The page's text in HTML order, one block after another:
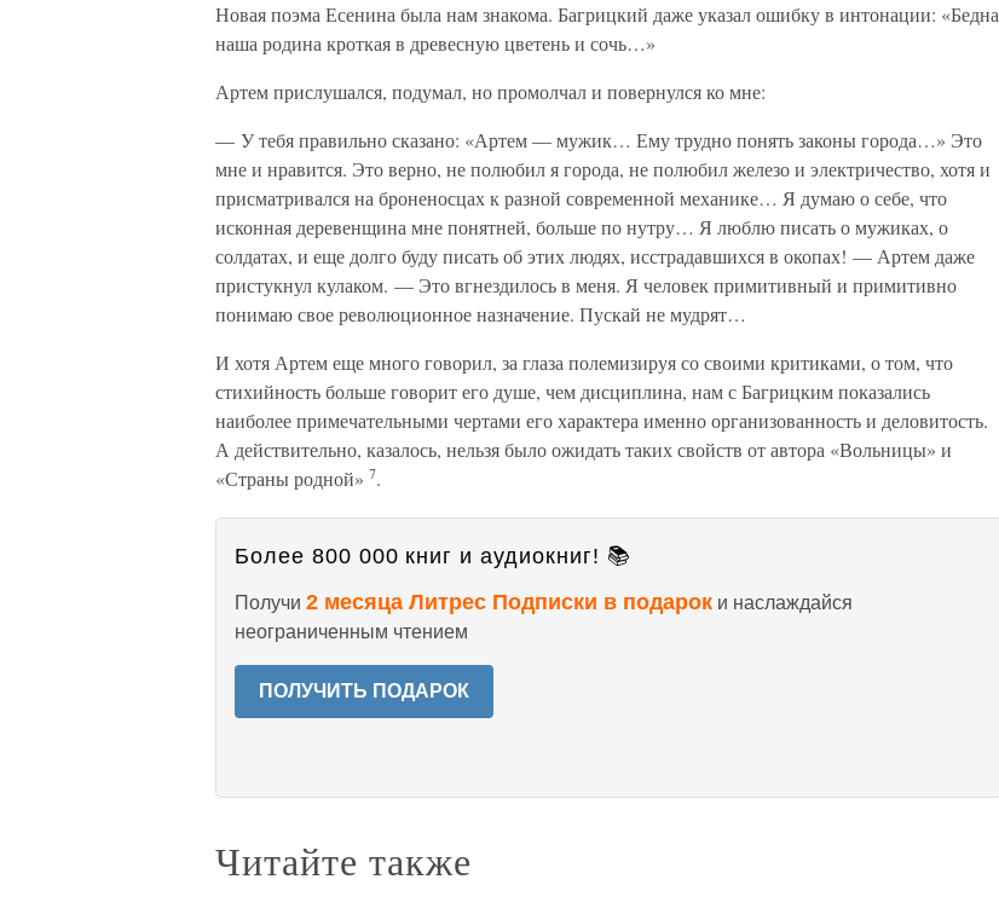
Новая поэма Есенина была нам знакома. Багрицкий даже указал ошибку в интонации: «Бедна
наша родина кроткая в древесную цветень и сочь…»
Артем прислушался, подумал, но промолчал и повернулся ко мне:
— У тебя правильно сказано: «Артем — мужик… Ему трудно понять законы города…» Это
мне и нравится. Это верно, не полюбил я города, не полюбил железо и электричество, хотя и
присматривался на броненосцах к разной современной механике… Я думаю о себе, что
исконная деревенщина мне понятней, больше по нутру… Я люблю писать о мужиках, о
солдатах, и еще долго буду писать об этих людях, исстрадавшихся в окопах! — Артем даже
пристукнул кулаком. — Это вгнездилось в меня. Я человек примитивный и примитивно
понимаю свое революционное назначение. Пускай не мудрят…
И хотя Артем еще много говорил, за глаза полемизируя со своими критиками, о том, что
стихийность больше говорит его душе, чем дисциплина, нам с Багрицким показались
наиболее примечательными чертами его характера именно организованность и деловитость.
А действительно, казалось, нельзя было ожидать таких свойств от автора «Вольницы» и
«Страны родной» 7.
Более 800 000 книг и аудиокниг! 📚
Получи 2 месяца Литрес Подписки в подарок и наслаждайся
неограниченным чтением
ПОЛУЧИТЬ ПОДАРОК
Читайте также